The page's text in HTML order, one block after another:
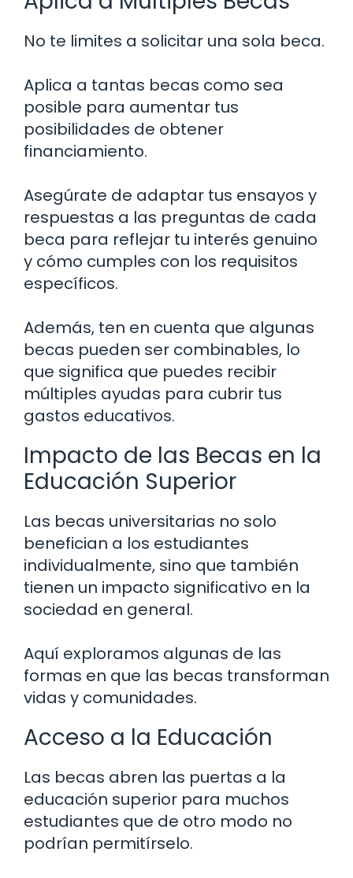
No te limites a solicitar una sola beca.
Aplica a tantas becas como sea
posible para aumentar tus
posibilidades de obtener
financiamiento.
Asegúrate de adaptar tus ensayos y
respuestas a las preguntas de cada
beca para reflejar tu interés genuino
y cómo cumples con los requisitos
específicos.
Además, ten en cuenta que algunas
becas pueden ser combinables, lo
que significa que puedes recibir
múltiples ayudas para cubrir tus
gastos educativos.
Impacto de las Becas en la
Educación Superior
Las becas universitarias no solo
benefician a los estudiantes
individualmente, sino que también
tienen un impacto significativo en la
sociedad en general.
Aquí exploramos algunas de las
formas en que las becas transforman
vidas y comunidades.
Acceso a la Educación
Las becas abren las puertas a la
educación superior para muchos
estudiantes que de otro modo no
podrían permitírselo.